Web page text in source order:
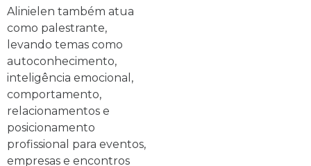
Alinielen também atua
como palestrante,
levando temas como
autoconhecimento,
inteligência emocional,
comportamento,
relacionamentos e
posicionamento
profissional para eventos,
empresas e encontros